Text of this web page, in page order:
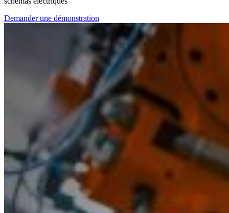
Demander une démonstration